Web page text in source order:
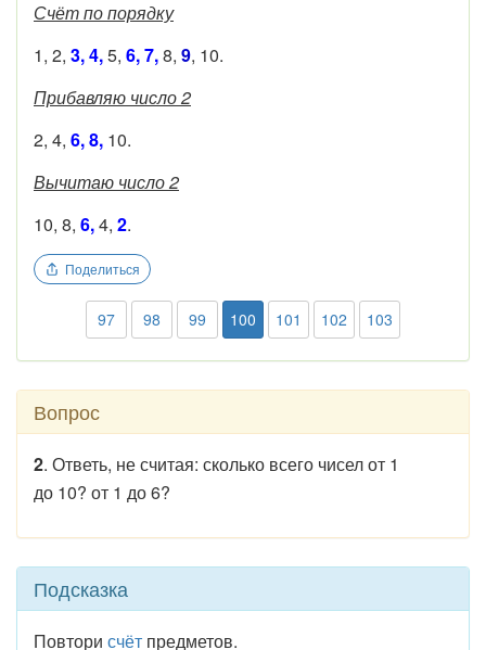
Счёт по порядку
1, 2, 3, 4,5, 6, 7,8, 9, 10.
Прибавляю число 2
2, 4, 6, 8, 10.
Вычитаю число 2
10, 8, 6,4, 2.
Поделиться
97 98 99 100 101 102 103
Вопрос
2. Ответь, не считая: сколько всего чисел от 1
до 10? от 1 до 6?
Подсказка
Повтори счёт предметов.